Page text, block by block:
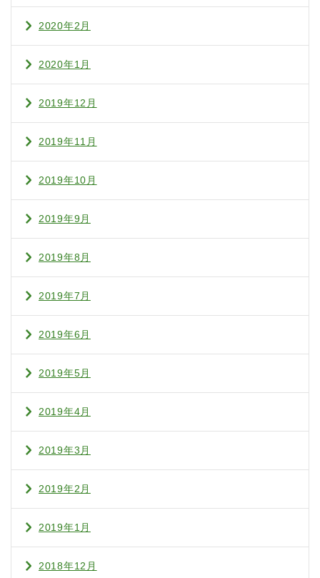
2020年2月
2020年1月
2019年12月
2019年11月
2019年10月
2019年9月
2019年8月
2019年7月
2019年6月
2019年5月
2019年4月
2019年3月
2019年2月
2019年1月
2018年12月